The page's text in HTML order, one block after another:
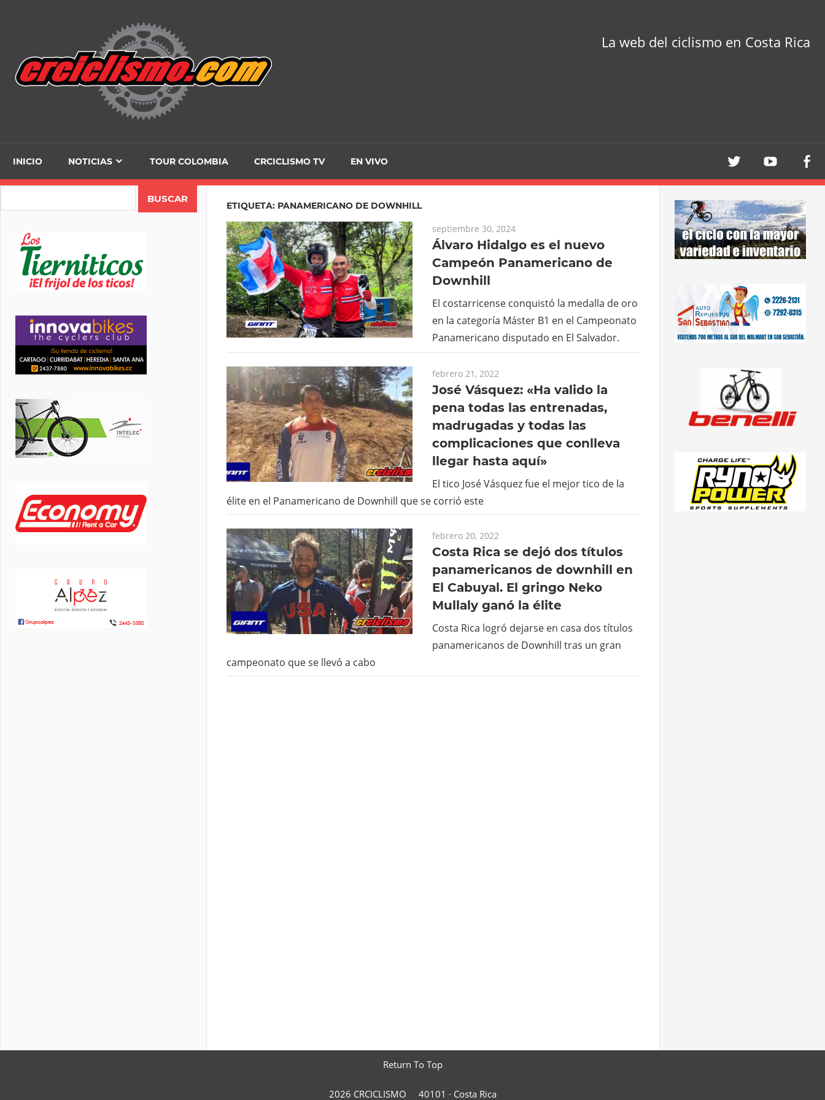
La web del ciclismo en Costa Rica
INICIO NOTICIAS TOUR COLOMBIA CRCICLISMO TV EN VIVO
ETIQUETA: PANAMERICANO DE DOWNHILL
septiembre 30, 2024
Álvaro Hidalgo es el nuevo
Campeón Panamericano de
Downhill
El costarricense conquistó la medalla de oro
en la categoría Máster B1 en el Campeonato
Panamericano disputado en El Salvador.
febrero 21, 2022
José Vásquez: «Ha valido la
pena todas las entrenadas,
madrugadas y todas las
complicaciones que conlleva
llegar hasta aquí»
El tico José Vásquez fue el mejor tico de la
élite en el Panamericano de Downhill que se corrió este
febrero 20, 2022
Costa Rica se dejó dos títulos
panamericanos de downhill en
El Cabuyal. El gringo Neko
Mullaly ganó la élite
Costa Rica logró dejarse en casa dos títulos
panamericanos de Downhill tras un gran
campeonato que se llevó a cabo
Return To Top
2026 CRCICLISMO 40101 · Costa Rica